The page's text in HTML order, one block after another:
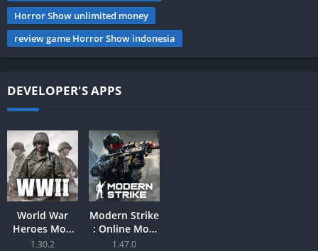
Horror Show unlimited money
review game Horror Show indonesia
DEVELOPER'S APPS
World War
Heroes Mod
Android
1.30.2
Modern Strike
: Online Mod
Android
1.47.0